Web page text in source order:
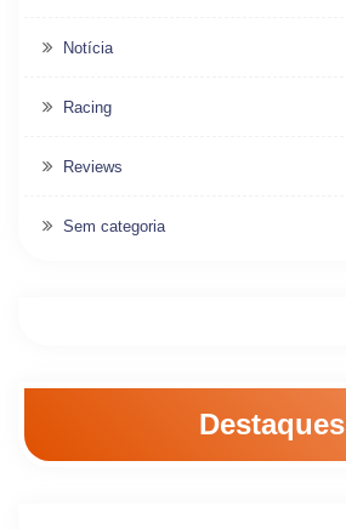
Notícia
Racing
Reviews
Sem categoria
Destaques